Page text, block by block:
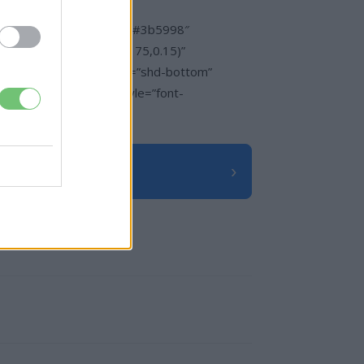
btn_title_color=”#3b5998″
at-left” btn_shadow=”shd-bottom”
btn_font_style=”font-
›